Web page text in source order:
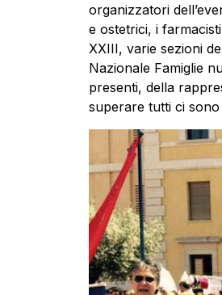
organizzatori
e ostetrici, i
XXIII, varie sezioni
Nazionale Famiglie
presenti, della
superare tutti ci